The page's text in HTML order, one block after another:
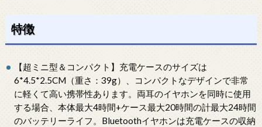
特徴
【超ミニ型＆コンパクト】充電ケースのサイズは
6*4.5*2.5CM（重さ：39g）、コンパクトなデザインで非常
に軽くて高い携帯性あります。両耳のイヤホンを同時に使用
する場合、本体最大4時間+ケース最大20時間の計最大24時間
のバッテリーライフ。Bluetoothイヤホンは充電ケースの収納